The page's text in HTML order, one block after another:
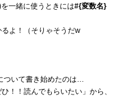
一緒に使うときには#{変数名}
よ！（そりゃそうだw
ついて書き始めたのは…
！！読んでもらいたい」から、